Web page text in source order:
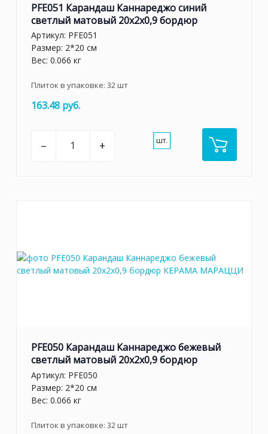
PFE051 Карандаш Каннареджо синий
светлый матовый 20x2x0,9 бордюр
Артикул: PFE051
Размер: 2*20 см
Вес: 0.066 кг
Плиток в упаковке: 32шт
163.48 руб.
– + шт.
PFE050 Карандаш Каннареджо бежевый
светлый матовый 20x2x0,9 бордюр
Артикул: PFE050
Размер: 2*20 см
Вес: 0.066 кг
Плиток в упаковке: 32шт